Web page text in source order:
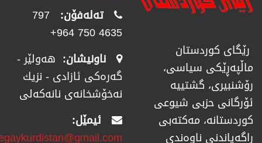
رێگای كوردستان
ماڵپەڕێكی سیاسی،
رۆشنبیری، گشتییە
ئۆرگانی حزبی شیوعی
كوردستانە، مەكتەبی
راگەیاندنی ناوەندی
تەلەفۆن: 797
4635 750 964+
ناونیشان: هەولێر -
گەرەکی ئازادی - نزیك
نەخۆشخانەی نانەکەلی
ئیمێل: